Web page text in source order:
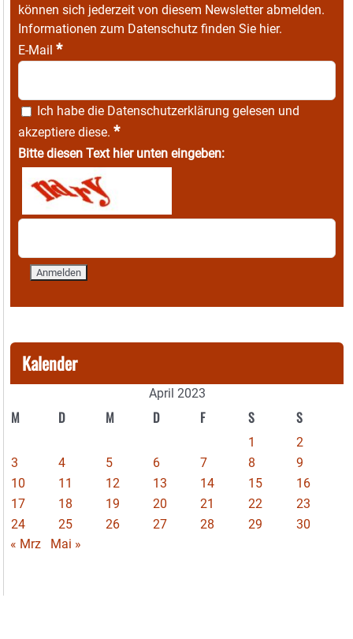
können sich jederzeit von diesem Newsletter abmelden.
Informationen zum Datenschutz finden Sie hier.
E-Mail *
Ich habe die Datenschutzerklärung gelesen und
akzeptiere diese. *
Bitte diesen Text hier unten eingeben:
Kalender
April 2023
M D M D F S S
1
2
3
4 5 6 7 8
9
10
11 12 13 14 15
16
17
18 19 20 21 22
23
24
25 26 27 28 29
30
« Mrz
Mai »